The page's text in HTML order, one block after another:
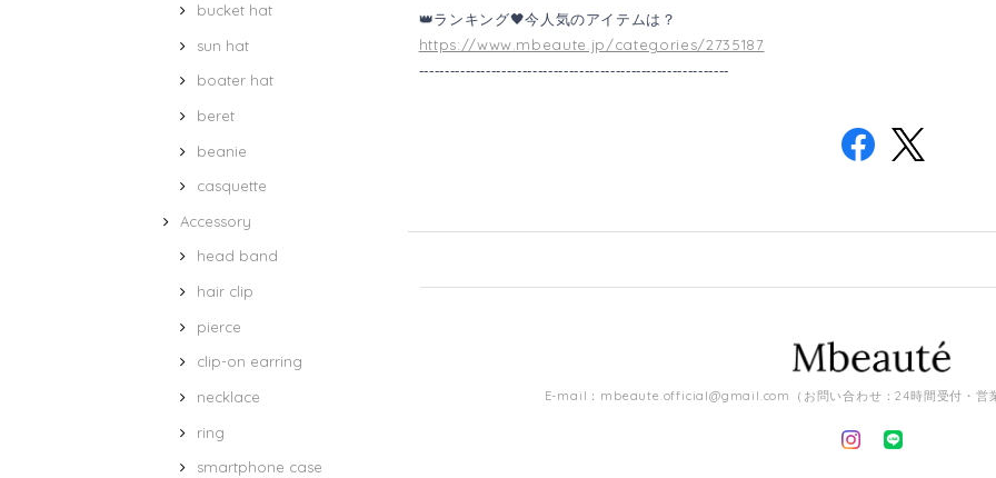
bucket hat
sun hat
boater hat
beret
beanie
casquette
Accessory
head band
hair clip
pierce
clip-on earring
necklace
ring
smartphone case
👑ランキング🖤今人気のアイテムは？
https://www.mbeaute.jp/categories/2735187
------------------------------------------------------------
E-mail： mbeaute.official@gmail.com （お問い合わせ：24時間受付・